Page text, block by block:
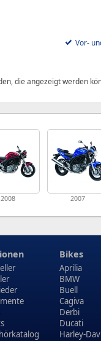
Vor-
die angezeigt werden
2008 2007
Bikes
Aprilia
BMW
Buell
Cagiva
Derbi
Ducati
Harley-